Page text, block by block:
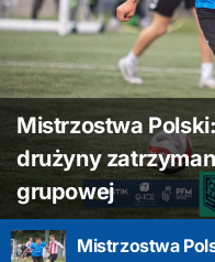
Mistrzostwa
drużyny
grupowej